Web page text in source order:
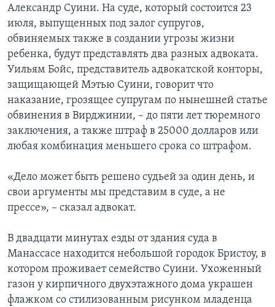
Александр Суини. На суде, который состоится 23
июля, выпущенных под залог супругов,
обвиняемых также в создании угрозы жизни
ребенка, будут представлять два разных адвоката.
Уильям Бойс, представитель адвокатской конторы,
защищающей Мэтью Суини, говорит что
наказание, грозящее супругам по нынешней статье
обвинения в Вирджинии, – до пяти лет тюремного
заключения, а также штраф в 25000 долларов или
любая комбинация меньшего срока со штрафом.
«Дело может быть решено судьей за один день, и
свои аргументы мы представим в суде, а не
прессе», – сказал адвокат.
В двадцати минутах езды от здания суда в
Манассасе находится небольшой городок Бристоу, в
котором проживает семейство Суини. Ухоженный
газон у кирпичного двухэтажного дома украшен
флажком со стилизованным рисунком младенца